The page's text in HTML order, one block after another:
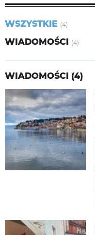
WSZYSTKIE (4)
WIADOMOŚCI (4)
WIADOMOŚCI (4)